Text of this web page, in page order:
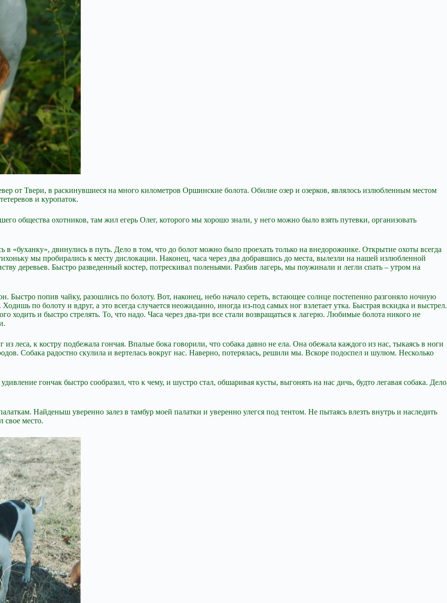
от Твери, в раскинувшиеся на много километров Оршинские болота. Обилие озер и озерков, являлось излюбленным местом
и куропаток.
общества охотников, там жил егерь Олег, которого мы хорошо знали, у него можно было взять путевки, организовать
«буханку», двинулись в путь. Дело в том, что до болот можно было проехать только на внедорожнике. Открытие охоты всегда
мы пробирались к месту дислокации. Наконец, часа через два добравшись до места, вылезли на нашей излюбленной
деревьев. Быстро разведенный костер, потрескивал поленьями. Разбив лагерь, мы поужинали и легли спать – утром на
Быстро попив чайку, разошлись по болоту. Вот, наконец, небо начало сереть, встающее солнце постепенно разгоняло ночную
по болоту и вдруг, а это всегда случается неожиданно, иногда из-под самых ног взлетает утка. Быстрая вскидка и выстрел.
ходить и быстро стрелять. То, что надо. Часа через два-три все стали возвращаться к лагерю. Любимые болота никого не
леса, к костру подбежала гончая. Впалые бока говорили, что собака давно не ела. Она обежала каждого из нас, тыкаясь в ноги
Собака радостно скулила и вертелась вокруг нас. Наверно, потерялась, решили мы. Вскоре подоспел и шулюм. Несколько
гончак быстро сообразил, что к чему, и шустро стал, обшаривая кусты, выгонять на нас дичь, будто легавая собака. Дело
Найденыш уверенно залез в тамбур моей палатки и уверенно улегся под тентом. Не пытаясь влезть внутрь и наследить
свое место.